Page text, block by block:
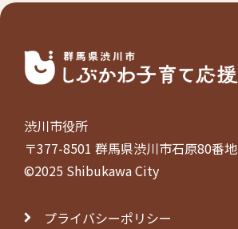
渋川市役所
〒377-8501 群馬県渋川市石原80番地
©2025 Shibukawa City
プライバシーポリシー